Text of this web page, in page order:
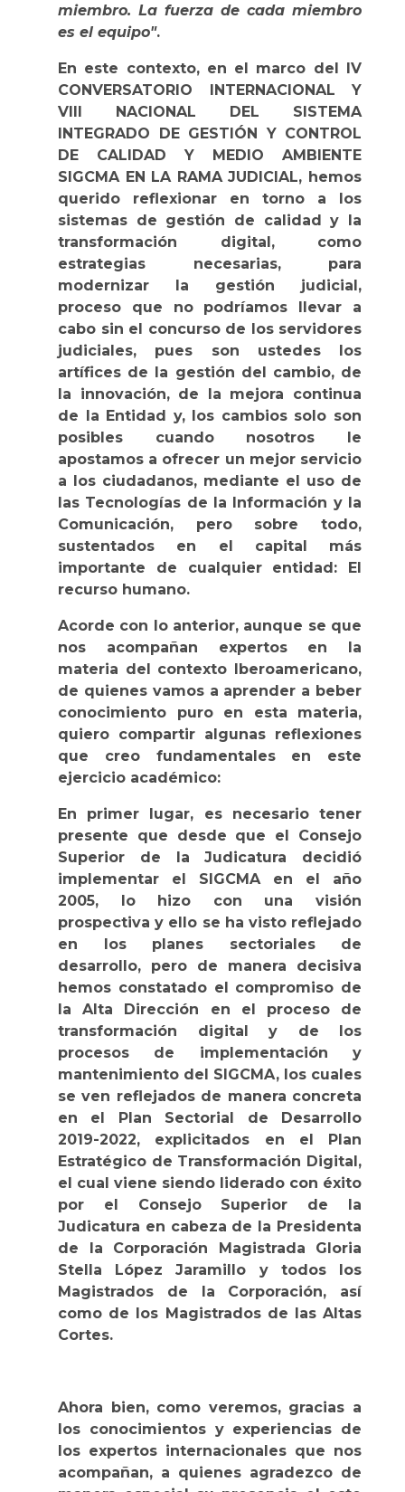
miembro. La fuerza de cada miembro
es el equipo".
En este contexto, en el marco del IV
CONVERSATORIO INTERNACIONAL Y
VIII NACIONAL DEL SISTEMA
INTEGRADO DE GESTIÓN Y CONTROL
DE CALIDAD Y MEDIO AMBIENTE
SIGCMA EN LA RAMA JUDICIAL, hemos
querido reflexionar en torno a los
sistemas de gestión de calidad y la
transformación digital, como
estrategias necesarias, para
modernizar la gestión judicial,
proceso que no podríamos llevar a
cabo sin el concurso de los servidores
judiciales, pues son ustedes los
artífices de la gestión del cambio, de
la innovación, de la mejora continua
de la Entidad y, los cambios solo son
posibles cuando nosotros le
apostamos a ofrecer un mejor servicio
a los ciudadanos, mediante el uso de
las Tecnologías de la Información y la
Comunicación, pero sobre todo,
sustentados en el capital más
importante de cualquier entidad: El
recurso humano.
Acorde con lo anterior, aunque se que
nos acompañan expertos en la
materia del contexto Iberoamericano,
de quienes vamos a aprender a beber
conocimiento puro en esta materia,
quiero compartir algunas reflexiones
que creo fundamentales en este
ejercicio académico:
En primer lugar, es necesario tener
presente que desde que el Consejo
Superior de la Judicatura decidió
implementar el SIGCMA en el año
2005, lo hizo con una visión
prospectiva y ello se ha visto reflejado
en los planes sectoriales de
desarrollo, pero de manera decisiva
hemos constatado el compromiso de
la Alta Dirección en el proceso de
transformación digital y de los
procesos de implementación y
mantenimiento del SIGCMA, los cuales
se ven reflejados de manera concreta
en el Plan Sectorial de Desarrollo
2019-2022, explicitados en el Plan
Estratégico de Transformación Digital,
el cual viene siendo liderado con éxito
por el Consejo Superior de la
Judicatura en cabeza de la Presidenta
de la Corporación Magistrada Gloria
Stella López Jaramillo y todos los
Magistrados de la Corporación, así
como de los Magistrados de las Altas
Cortes.
Ahora bien, como veremos, gracias a
los conocimientos y experiencias de
los expertos internacionales que nos
acompañan, a quienes agradezco de